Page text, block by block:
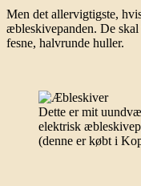
Men det allervigtigste,
æbleskivepanden. De
fesne, halvrunde huller.
Dette er mit
elektrisk
(denne er købt i